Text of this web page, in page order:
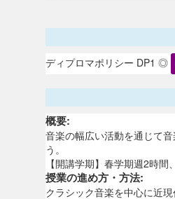
ディプロマポリシー DP1 ◎
概要:
音楽の幅広い活動を通じて
う。
【開講学期】春学期週2時間
授業の進め方・方法:
クラシック音楽を中心に近